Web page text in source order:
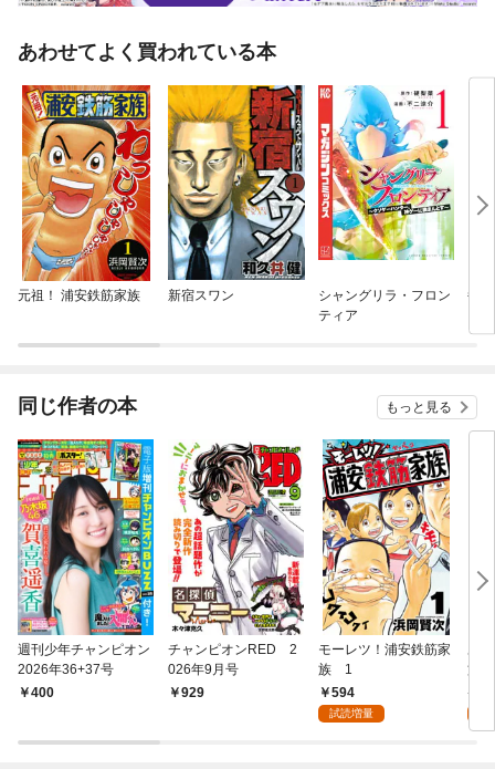
あわせてよく買われている本
元祖！ 浦安鉄筋家族 新宿スワン
シャングリラ・フロン
ティア
毎
同じ作者の本 もっと見る
週刊少年チャンピオン
2026年36+37号
400
チャンピオンRED 2
026年9月号
929
モーレツ！浦安鉄筋家
族 1
594
試読増量
あ
族